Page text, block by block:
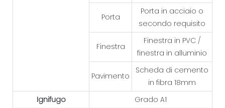
Porta
Porta in acciaio o
secondo requisito
Finestra
Finestra in PVC /
finestra in alluminio
Pavimento
Scheda di cemento
in fibra 18mm
Ignifugo
Grado A1